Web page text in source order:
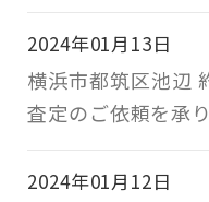
2024年01月13日
横浜市都筑区池辺
査定のご依頼を承
2024年01月12日